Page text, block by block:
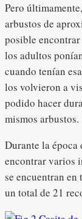
Pero
arbustos de
posible
los adultos
cuando tenían
los volvieron a
podido hacer
mismos arbustos.
Durante la época
encontrar varios
se encuentran
un total de 21